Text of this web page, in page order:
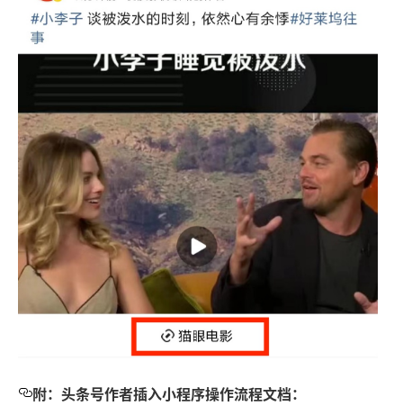
附：头条号作者插入小程序操作流程文档：